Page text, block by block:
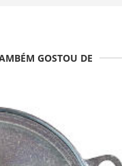
GOSTOU DE